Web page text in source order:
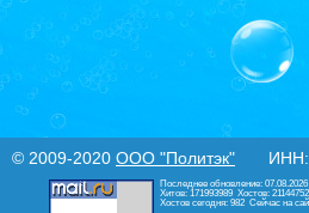
© 2009-2020 ООО "Политэк" ИНН:
Последнее обновление: 07.08.2026
Хитов: 171993989 Хостов: 21144752
Хостов сегодня: 982 Сейчас на